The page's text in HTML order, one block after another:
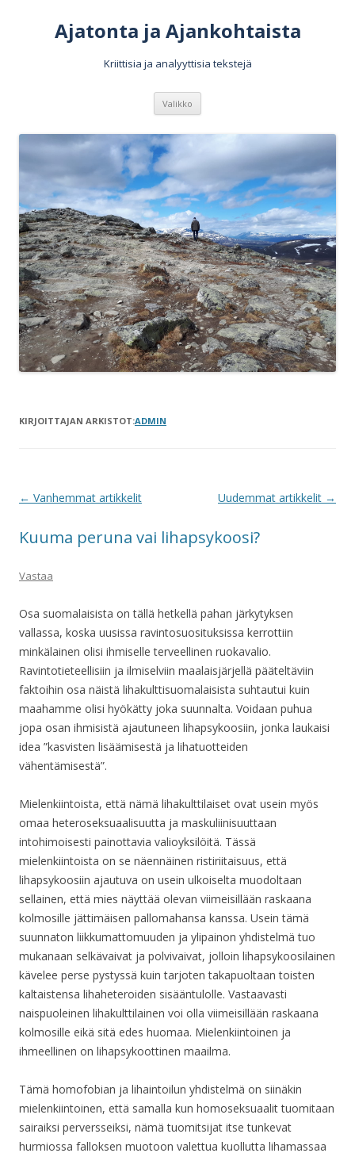
Ajatonta ja Ajankohtaista
Kriittisia ja analyyttisia tekstejä
Valikko
KIRJOITTAJAN ARKISTOT:ADMIN
Artikkelien
← Vanhemmat artikkelit Uudemmat artikkelit →
Kuuma peruna vai lihapsykoosi?
Vastaa
Osa suomalaisista on tällä hetkellä pahan järkytyksen
vallassa, koska uusissa ravintosuosituksissa kerrottiin
minkälainen olisi ihmiselle terveellinen ruokavalio.
Ravintotieteellisiin ja ilmiselviin maalaisjärjellä pääteltäviin
faktoihin osa näistä lihakulttisuomalaisista suhtautui kuin
maahamme olisi hyökätty joka suunnalta. Voidaan puhua
jopa osan ihmisistä ajautuneen lihapsykoosiin, jonka laukaisi
idea ”kasvisten lisäämisestä ja lihatuotteiden
vähentämisestä”.
Mielenkiintoista, että nämä lihakulttilaiset ovat usein myös
omaa heteroseksuaalisuutta ja maskuliinisuuttaan
intohimoisesti painottavia valioyksilöitä. Tässä
mielenkiintoista on se näennäinen ristiriitaisuus, että
lihapsykoosiin ajautuva on usein ulkoiselta muodoltaan
sellainen, että mies näyttää olevan viimeisillään raskaana
kolmosille jättimäisen pallomahansa kanssa. Usein tämä
suunnaton liikkumattomuuden ja ylipainon yhdistelmä tuo
mukanaan selkävaivat ja polvivaivat, jolloin lihapsykoosilainen
kävelee perse pystyssä kuin tarjoten takapuoltaan toisten
kaltaistensa lihaheteroiden sisääntulolle. Vastaavasti
naispuoleinen lihakulttilainen voi olla viimeisillään raskaana
kolmosille eikä sitä edes huomaa. Mielenkiintoinen ja
ihmeellinen on lihapsykoottinen maailma.
Tämä homofobian ja lihaintoilun yhdistelmä on siinäkin
mielenkiintoinen, että samalla kun homoseksuaalit tuomitaan
sairaiksi perversseiksi, nämä tuomitsijat itse tunkevat
hurmiossa falloksen muotoon valettua kuollutta lihamassaa